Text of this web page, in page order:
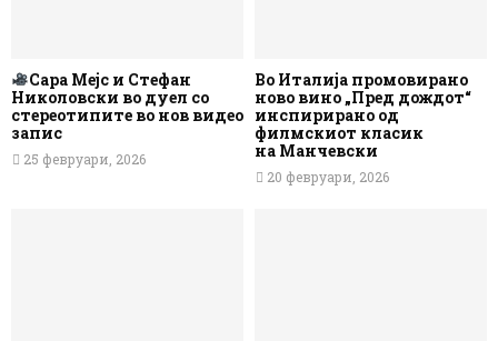
Сара Мејс и Стефан
Николовски во дуел со
стереотипите во нов видео
запис
25 февруари, 2026
Во Италија промовирано
ново вино „Пред дождот“
инспирирано од
филмскиот класик
на Манчевски
20 февруари, 2026